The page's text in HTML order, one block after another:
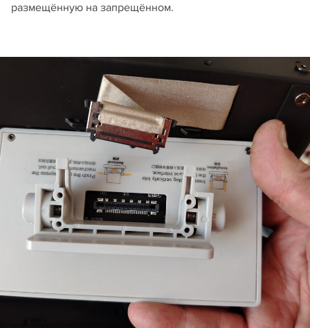
размещённую на запрещённом.